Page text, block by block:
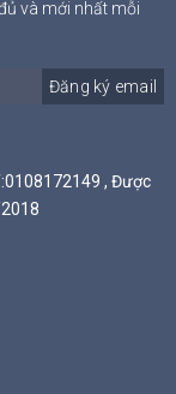
và mới nhất mỗi
Đăng ký email
, Được